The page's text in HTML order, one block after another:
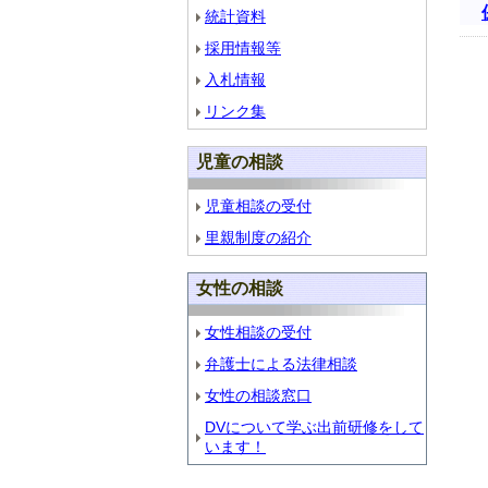
統計資料
採用情報等
入札情報
リンク集
児童の相談
児童相談の受付
里親制度の紹介
女性の相談
女性相談の受付
弁護士による法律相談
女性の相談窓口
DVについて学ぶ出前研修をして
います！